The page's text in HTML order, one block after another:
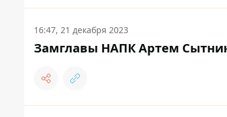
16:47, 21 декабря 2023
Замглавы НАПК Артем